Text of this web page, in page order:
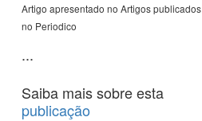
Artigo apresentado no Artigos publicados
no Periodico
...
Saiba mais sobre esta
publicação